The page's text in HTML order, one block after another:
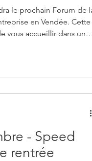
le prochain Forum de
en Vendée. Cette
vous accueillir dans un
étapes de votre projet.
- Speed
rentrée